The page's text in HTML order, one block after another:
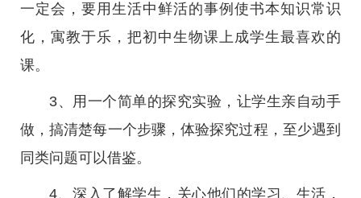
一定会，要用生活中鲜活的事例使书本知识常识
化，寓教于乐，把初中生物课上成学生最喜欢的
课。
3、用一个简单的探究实验，让学生亲自动手
做，搞清楚每一个步骤，体验探究过程，至少遇到
同类问题可以借鉴。
4、深入了解学生，关心他们的学习、生活，